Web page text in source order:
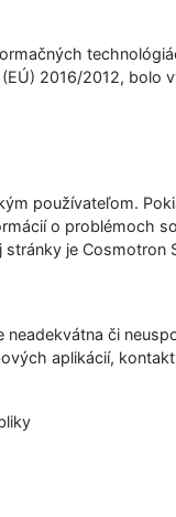
2016/2012, bolo
používateľom.
o problémoch
je Cosmotron
či
aplikácií,